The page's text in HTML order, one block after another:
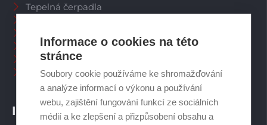
Informace o cookies na této
stránce
Soubory cookie používáme ke shromažďování
a analýze informací o výkonu a používání
webu, zajištění fungování funkcí ze sociálních
médií a ke zlepšení a přizpůsobení obsahu a
INFORMACE
Tepelná čerpadla
Spalinové systémy
Plynové kotle
Ostatní příslušenství